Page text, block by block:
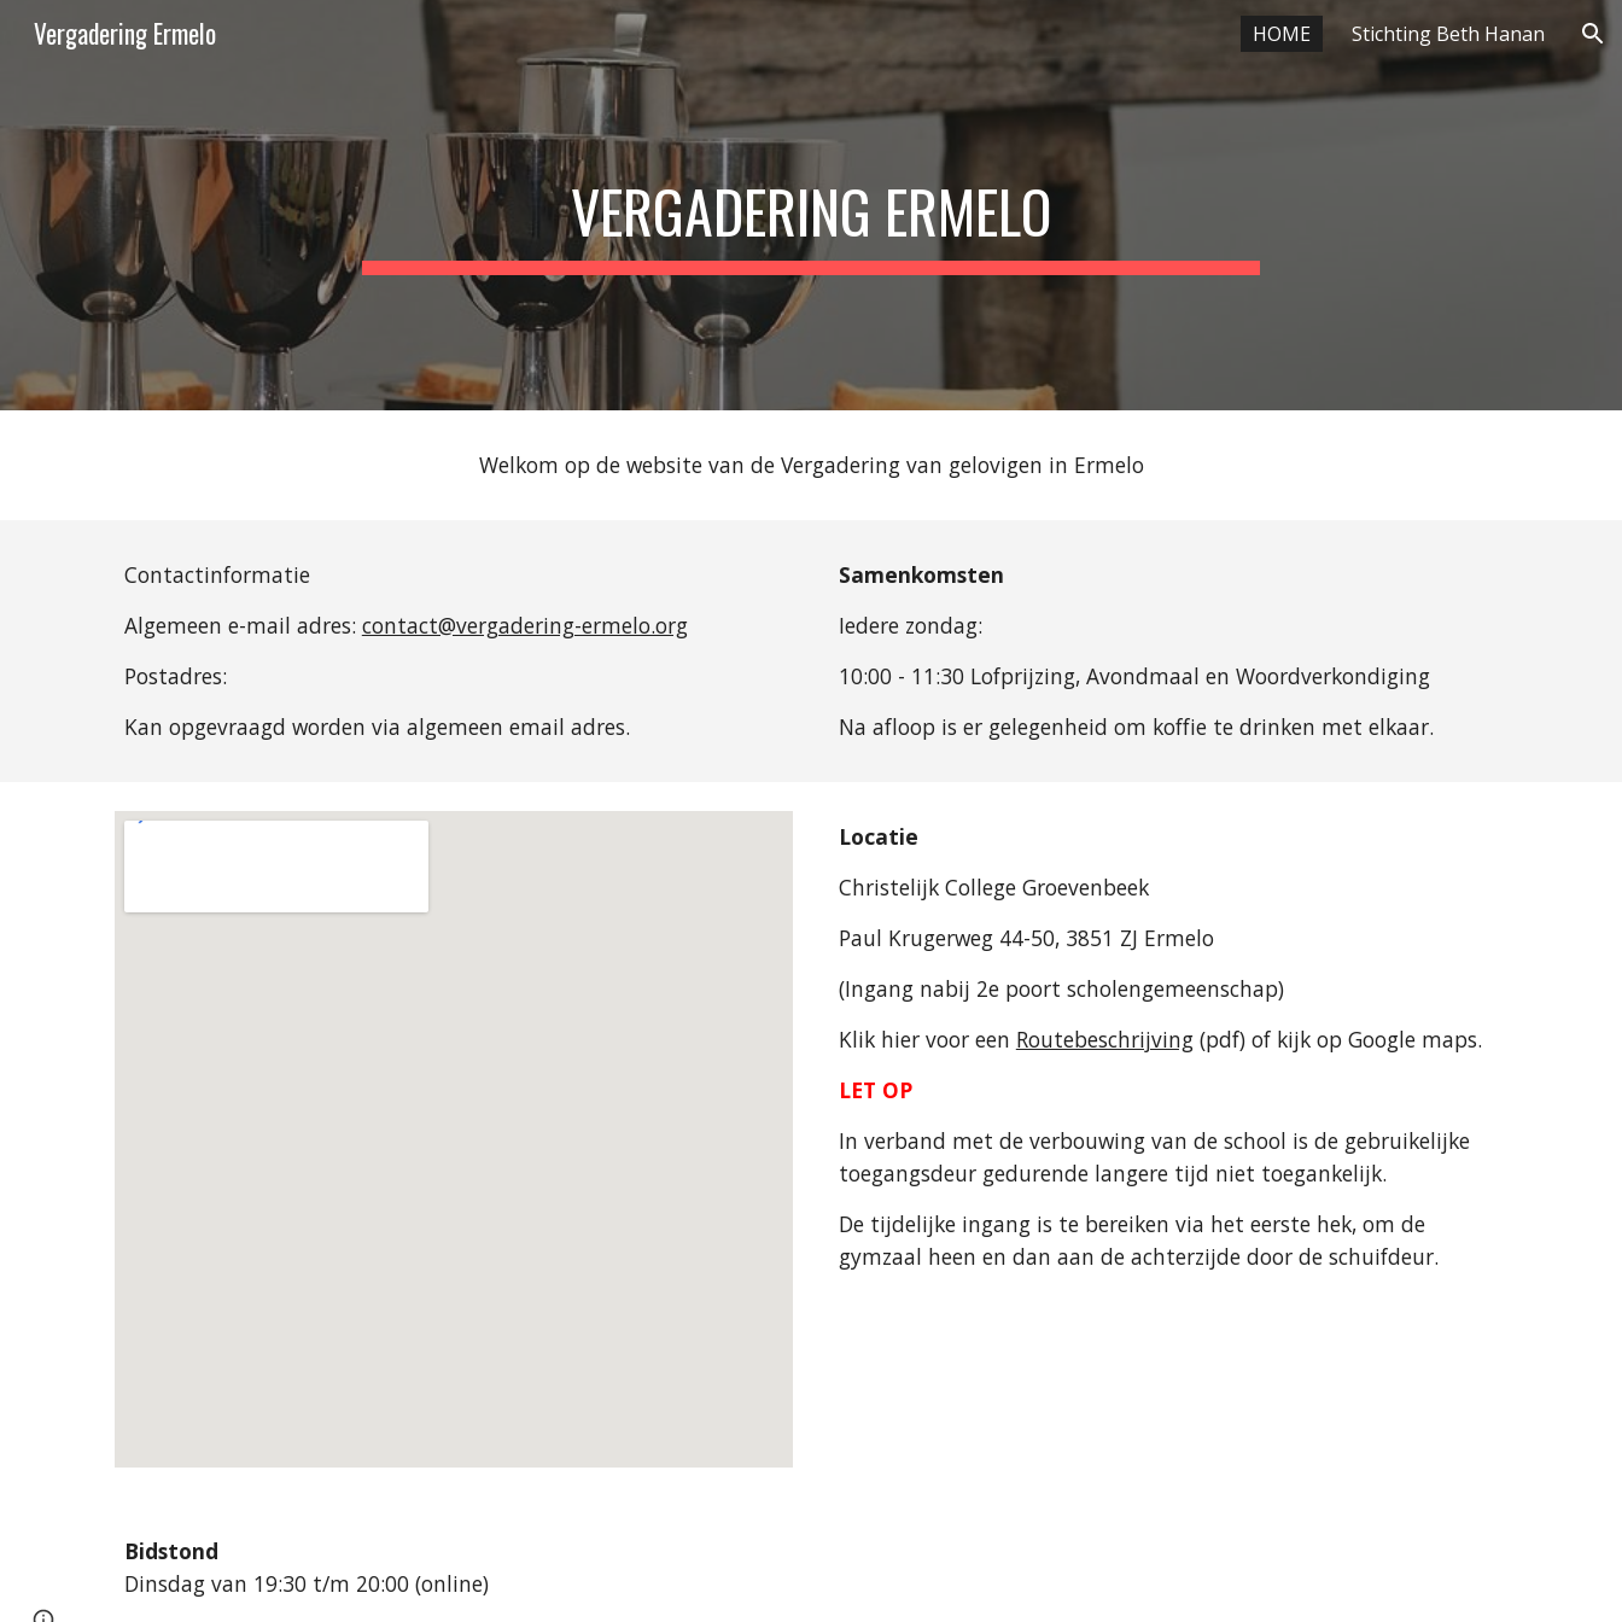
Skip to main content Skip to navigation
Vergadering Ermelo HOME Stichting Beth Hanan
VERGADERING ERMELO
Welkom op de website van de Vergadering van gelovigen in Ermelo
Contactinformatie
Algemeen e-mail adres: contact@vergadering-ermelo.org
Postadres:
Kan opgevraagd worden via algemeen email adres.
Samenkomsten
Iedere zondag:
10:00 - 11:30 Lofprijzing, Avondmaal en Woordverkondiging
Na afloop is er gelegenheid om koffie te drinken met elkaar.
Locatie
Christelijk College Groevenbeek
Paul Krugerweg 44-50, 3851 ZJ Ermelo
(Ingang nabij 2e poort scholengemeenschap)
Klik hier voor een Routebeschrijving(pdf) of kijk op Google maps.
LET OP
In verband met de verbouwing van de school is de gebruikelijke
toegangsdeur gedurende langere tijd niet toegankelijk.
De tijdelijke ingang is te bereiken via het eerste hek, om de
gymzaal heen en dan aan de achterzijde door de schuifdeur.
Bidstond
Dinsdag van 19:30 t/m 20:00 (online)